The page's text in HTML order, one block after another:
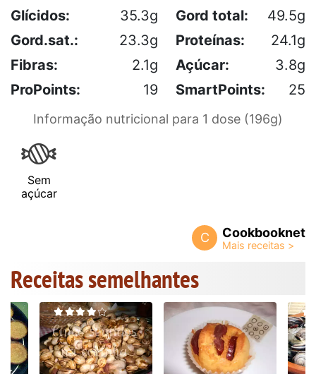
Glícidos: 35.3g Gord total:
49.5g
Gord.sat.:
23.3g Proteínas:
24.1g
Fibras:
2.1g Açúcar:
3.8g
ProPoints:
19 SmartPoints: 25
Informação nutricional para 1 dose (196g)
Sem
açúcar
C Cookbooknet
Receitas semelhantes